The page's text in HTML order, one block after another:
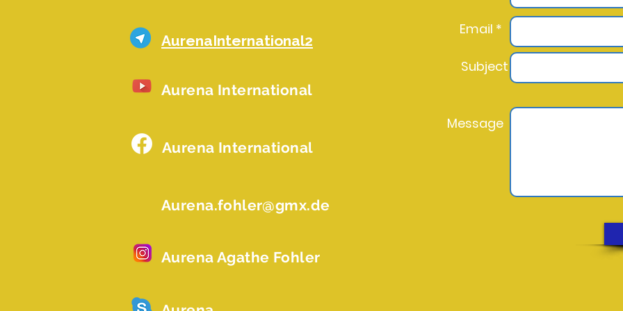
AurenaInternational2
Aurena International
Aurena International
Aurena.fohler@gmx.de
Aurena Agathe Fohler
Email *
Subject
Message